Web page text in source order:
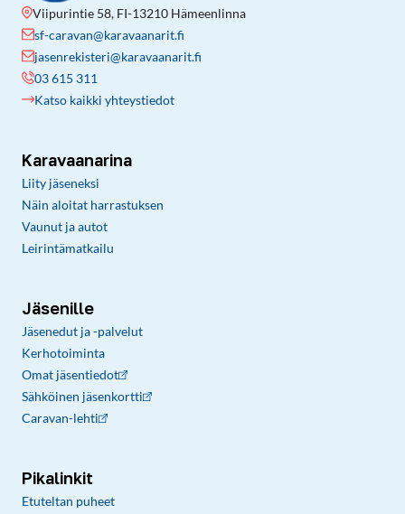
Viipurintie 58, FI-13210 Hämeenlinna
sf-caravan@karavaanarit.fi
jasenrekisteri@karavaanarit.fi
03 615 311
Katso kaikki yhteystiedot
Karavaanarina
Liity jäseneksi
Näin aloitat harrastuksen
Vaunut ja autot
Leirintämatkailu
Jäsenille
Jäsenedut ja -palvelut
Kerhotoiminta
Omat jäsentiedot
Sähköinen jäsenkortti
Caravan-lehti
Pikalinkit
Etuteltan puheet